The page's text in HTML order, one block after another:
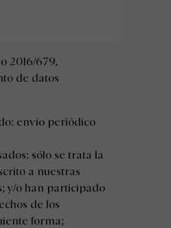
2016/679,
de datos
envío periódico
sólo se trata la
a nuestras
y/o han participado
de los
forma;